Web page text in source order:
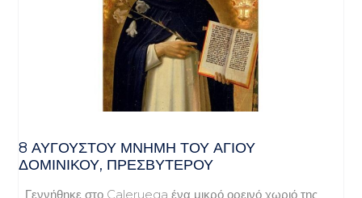
8 ΑΥΓΟΥΣΤΟΥ ΜΝΗΜΗ ΤΟΥ ΑΓΙΟΥ
ΔΟΜΙΝΙΚΟΥ, ΠΡΕΣΒΥΤΕΡΟΥ
Γεννήθηκε στο Caleruega ένα μικρό ορεινό χωριό της